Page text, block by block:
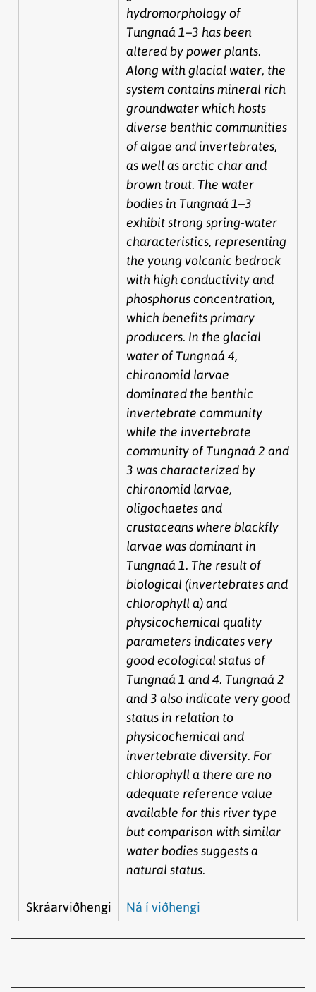
hydromorphology of
Tungnaá 1–3 has been
altered by power plants.
Along with glacial water, the
system contains mineral rich
groundwater which hosts
diverse benthic communities
of algae and invertebrates,
as well as arctic char and
brown trout. The water
bodies in Tungnaá 1–3
exhibit strong spring-water
characteristics, representing
the young volcanic bedrock
with high conductivity and
phosphorus concentration,
which benefits primary
producers. In the glacial
water of Tungnaá 4,
chironomid larvae
dominated the benthic
invertebrate community
while the invertebrate
community of Tungnaá 2 and
3 was characterized by
chironomid larvae,
oligochaetes and
crustaceans where blackfly
larvae was dominant in
Tungnaá 1. The result of
biological (invertebrates and
chlorophyll a) and
physicochemical quality
parameters indicates very
good ecological status of
Tungnaá 1 and 4. Tungnaá 2
and 3 also indicate very good
status in relation to
physicochemical and
invertebrate diversity. For
chlorophyll a there are no
adequate reference value
available for this river type
but comparison with similar
water bodies suggests a
natural status.
Skráarviðhengi Ná í viðhengi